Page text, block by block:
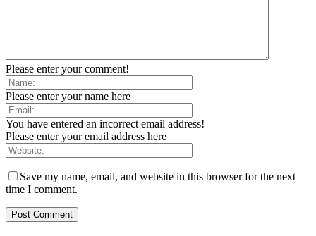
Please enter your comment!
Please enter your name here
You have entered an incorrect email address!
Please enter your email address here
Save my name, email, and website in this browser for the next
time I comment.